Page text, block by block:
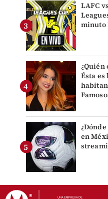
LAFC
minuto
¿Quién
Ésta
en